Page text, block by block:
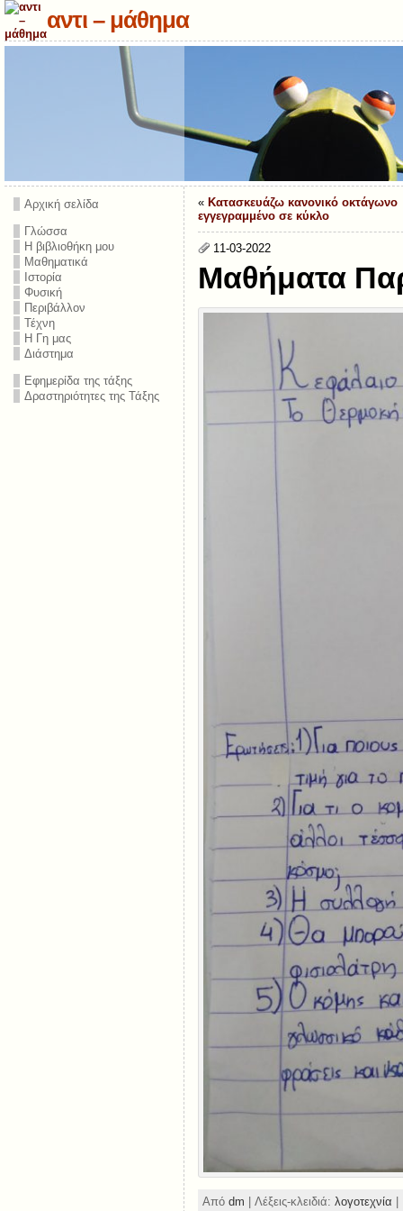
αντι – μάθημα
Αρχική σελίδα
Γλώσσα
Η βιβλιοθήκη μου
Μαθηματικά
Ιστορία
Φυσική
Περιβάλλον
Τέχνη
Η Γη μας
Διάστημα
Εφημερίδα της τάξης
Δραστηριότητες της Τάξης
« Κατασκευάζω κανονικό οκτάγωνο
εγγεγραμμένο σε κύκλο
11-03-2022
Μαθήματα
Από dm | Λέξεις-κλειδιά: λογοτεχνία |